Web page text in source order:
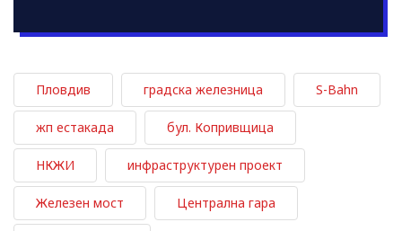
Пловдив градска железница S-Bahn
жп естакада бул. Копривщица
НКЖИ инфраструктурен проект
Железен мост Централна гара